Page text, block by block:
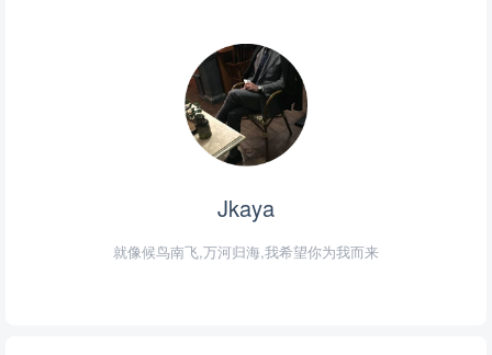
Jkaya
就像候鸟南飞,万河归海,我希望你为我而来